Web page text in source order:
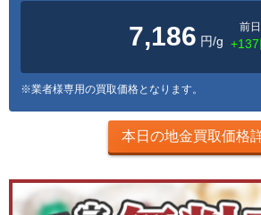
7,186 円/g
前
+137
※業者様専用の買取価格となります。
本日の地金買取価格